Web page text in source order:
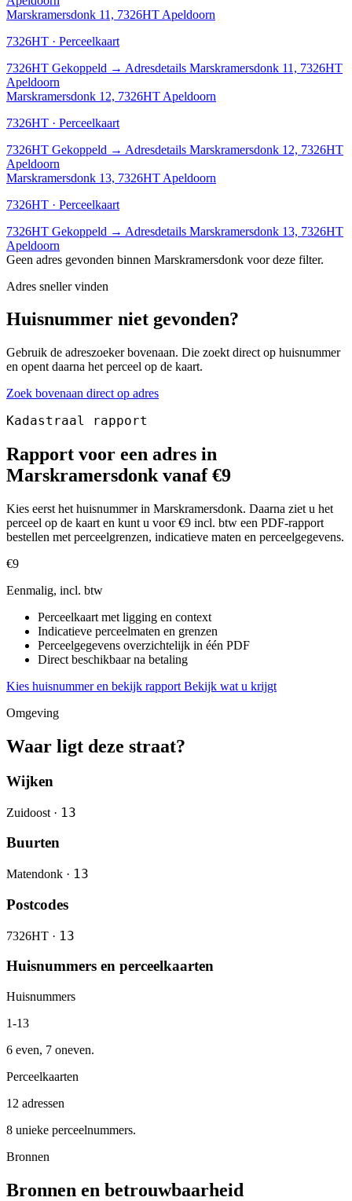
Marskramersdonk 11, 7326HT Apeldoorn
7326HT · Perceelkaart
7326HT Gekoppeld → Adresdetails Marskramersdonk 11, 7326HT
Apeldoorn
Marskramersdonk 12, 7326HT Apeldoorn
7326HT · Perceelkaart
7326HT Gekoppeld → Adresdetails Marskramersdonk 12, 7326HT
Apeldoorn
Marskramersdonk 13, 7326HT Apeldoorn
7326HT · Perceelkaart
7326HT Gekoppeld → Adresdetails Marskramersdonk 13, 7326HT
Apeldoorn
Geen adres gevonden binnen Marskramersdonk voor deze filter.
Adres sneller vinden
Huisnummer niet gevonden?
Gebruik de adreszoeker bovenaan. Die zoekt direct op huisnummer
en opent daarna het perceel op de kaart.
Zoek bovenaan direct op adres
Kadastraal rapport
Rapport voor een adres in
Marskramersdonk vanaf €9
Kies eerst het huisnummer in Marskramersdonk. Daarna ziet u het
perceel op de kaart en kunt u voor €9 incl. btw een PDF-rapport
bestellen met perceelgrenzen, indicatieve maten en perceelgegevens.
€9
Eenmalig, incl. btw
Perceelkaart met ligging en context
Indicatieve perceelmaten en grenzen
Perceelgegevens overzichtelijk in één PDF
Direct beschikbaar na betaling
Kies huisnummer en bekijk rapport Bekijk wat u krijgt
Omgeving
Waar ligt deze straat?
Wijken
Zuidoost · 13
Buurten
Matendonk · 13
Postcodes
7326HT · 13
Huisnummers en perceelkaarten
Huisnummers
1-13
6 even, 7 oneven.
Perceelkaarten
12 adressen
8 unieke perceelnummers.
Bronnen
Bronnen en betrouwbaarheid